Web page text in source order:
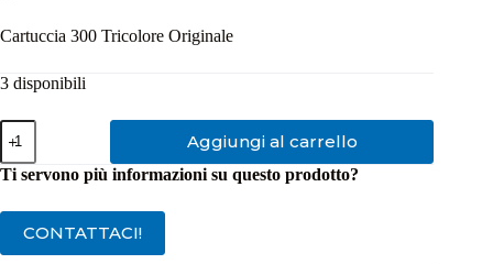
Cartuccia 300 Tricolore Originale
3 disponibili
Cartuccia
Originale
HP
300
quantità
Aggiungi al carrello
Ti servono più informazioni su questo prodotto?
CONTATTACI!